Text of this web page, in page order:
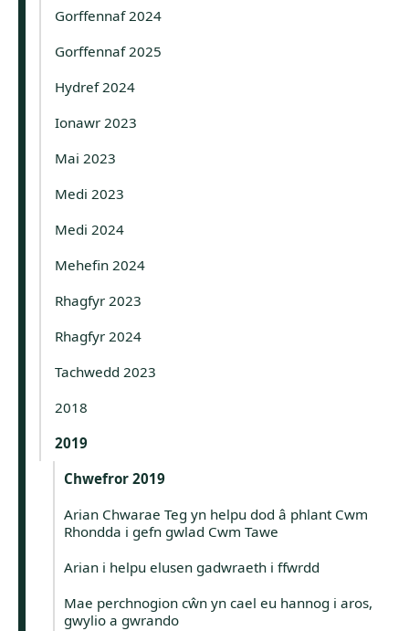
Gorffennaf 2024
Gorffennaf 2025
Hydref 2024
Ionawr 2023
Mai 2023
Medi 2023
Medi 2024
Mehefin 2024
Rhagfyr 2023
Rhagfyr 2024
Tachwedd 2023
2018
2019
Chwefror 2019
Arian Chwarae Teg yn helpu dod â phlant Cwm
Rhondda i gefn gwlad Cwm Tawe
Arian i helpu elusen gadwraeth i ffwrdd
Mae perchnogion cŵn yn cael eu hannog i aros,
gwylio a gwrando